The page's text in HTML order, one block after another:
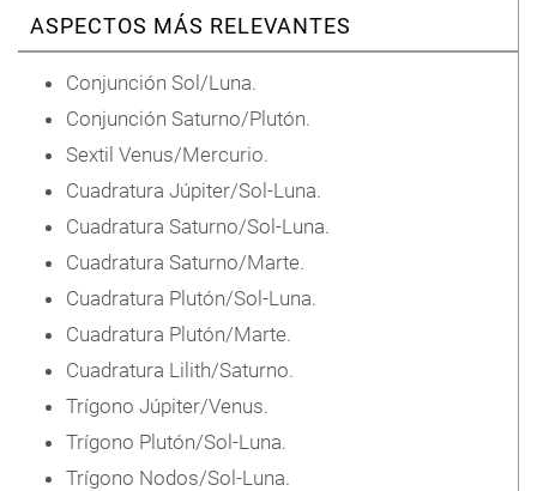
ASPECTOS MÁS RELEVANTES
Conjunción Sol/Luna.
Conjunción Saturno/Plutón.
Sextil Venus/Mercurio.
Cuadratura Júpiter/Sol-Luna.
Cuadratura Saturno/Sol-Luna.
Cuadratura Saturno/Marte.
Cuadratura Plutón/Sol-Luna.
Cuadratura Plutón/Marte.
Cuadratura Lilith/Saturno.
Trígono Júpiter/Venus.
Trígono Plutón/Sol-Luna.
Trígono Nodos/Sol-Luna.